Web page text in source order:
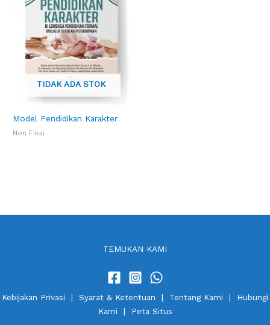
TIDAK ADA STOK
Model Pendidikan Karakter
Non Fiksi
TEMUKAN KAMI
Kebijakan Privasi Syarat & Ketentuan Tentang Kami
Hubungi
Kami
Peta Situs